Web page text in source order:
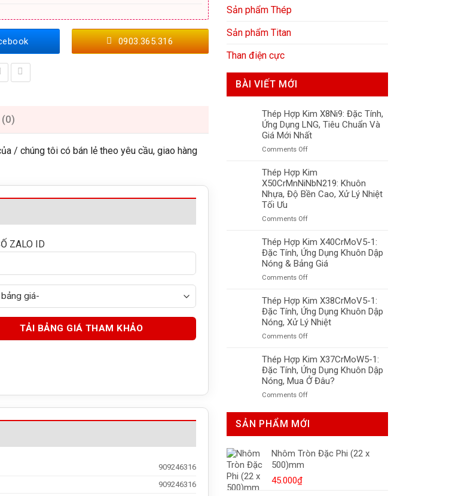
Sản phẩm Thép
Sản phẩm Titan
Than điện cực
BÀI VIẾT MỚI
Thép Hợp Kim X8Ni9: Đặc Tính,
Ứng Dụng LNG, Tiêu Chuẩn Và
Giá Mới Nhất
Comments Offon
Hợp
Kim
X8Ni9:
Đặc
LNG,
Tiêu
Chuẩn
Và
Nhất
Thép Hợp Kim
X50CrMnNiNbN219: Khuôn
Nhựa, Độ Bền Cao, Xử Lý Nhiệt
Tối Ưu
Comments Offon
Hợp
Kim
X50CrMnNiNbN219:
Khuôn
Bền
Cao,
Xử
Ưu
Thép Hợp Kim X40CrMoV5-1:
Đặc Tính, Ứng Dụng Khuôn Dập
Nóng & Bảng Giá
Comments Offon
Hợp
Kim
X40CrMoV5-
1:
Ứng
Dụng
Khuôn
Bảng
Giá
Thép Hợp Kim X38CrMoV5-1:
Đặc Tính, Ứng Dụng Khuôn Dập
Nóng, Xử Lý Nhiệt
Comments Offon
Hợp
Kim
X38CrMoV5-
1:
Dụng
Khuôn
Nóng,
Thép Hợp Kim X37CrMoW5-1:
Đặc Tính, Ứng Dụng Khuôn Dập
Nóng, Mua Ở Đâu?
Comments Offon
Hợp
X37CrMoW5-
Đặc
SẢN PHẨM MỚI
Nhôm Tròn Đặc Phi (22 x
500)mm
45.000₫
0903.365.316
(0)
/ chúng tôi có bán lẻ theo yêu cầu, giao hàng
ZALO ID
909246316
909246316